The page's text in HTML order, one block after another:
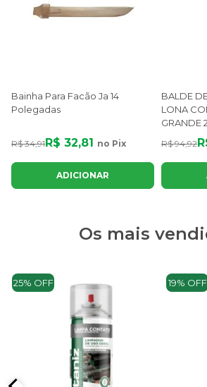
Bainha Para Facão Ja 14
Polegadas
R$ 34,91R$ 32,81 no Pix
ADICIONAR
BALDE
LONA
GRANDE
R$ 94,92
Os mais
25% OFF 19% OFF